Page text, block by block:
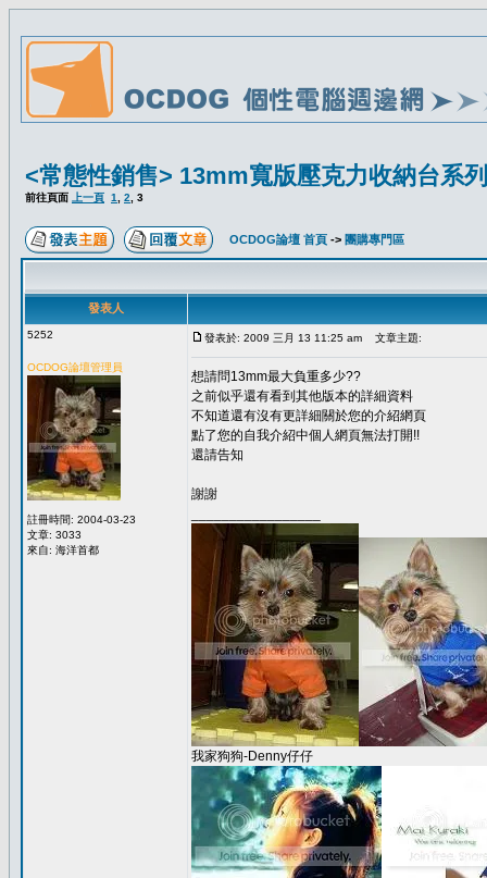
<常態性銷售> 13mm寬版壓克力收納台系
前往頁面 上一頁 1 2 3
OCDOG論壇 首頁 -> 團購專門區
發表人
5252
OCDOG論壇管理員
註冊時間: 2004-03-23
文章: 3033
來自: 海洋首都
發表於: 2009 三月 13 11:25 am 文章主題:
想請問13mm最大負重多少??
之前似乎還有看到其他版本的詳細資料
不知道還有沒有更詳細關於您的介紹網頁
點了您的自我介紹中個人網頁無法打開!!
還請告知
謝謝
我家狗狗-Denny仔仔